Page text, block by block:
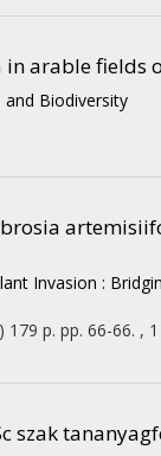
arable fields
and Biodiversity
Invasion :
179 p. pp. 66-66. , 1
szak